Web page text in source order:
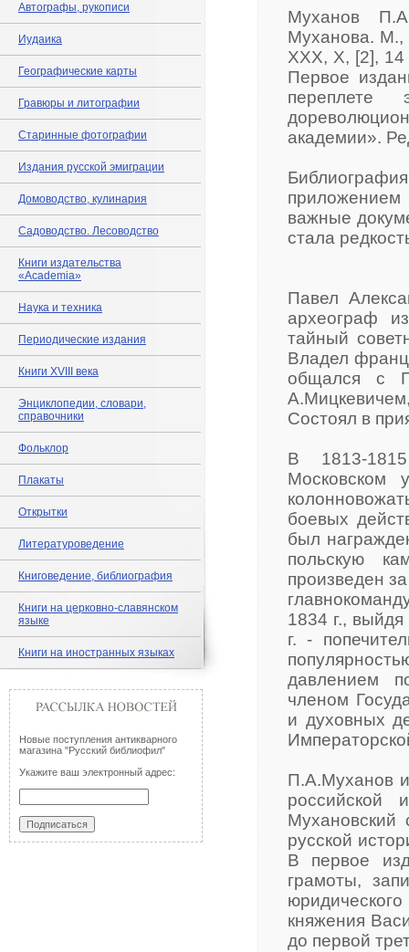
Автографы, рукописи
Иудаика
Географические карты
Гравюры и литографии
Старинные фотографии
Издания русской эмиграции
Домоводство, кулинария
Садоводство. Лесоводство
Книги издательства
«Academia»
Наука и техника
Периодические издания
Книги XVIII века
Энциклопедии, словари,
справочники
Фольклор
Плакаты
Открытки
Литературоведение
Книговедение, библиография
Книги на церковно-славянском
языке
Книги на иностранных языках
Новые поступления антикварного
магазина "Русский библиофил"
Укажите ваш электронный адрес:
Муханов
Муханова. М.,
ХХХ, Х, [2], 14
Первое
академии».
приложением
важные
стала
Павел
археограф
тайный
Владел
общался с
Состоял в
В 1813-
Московском
боевых
был
польскую
произведен
1834 г.,
г. -
давлением
членом
и духовных
П.А.Муханов
российской
русской
В первое
грамоты,
княжения
до первой